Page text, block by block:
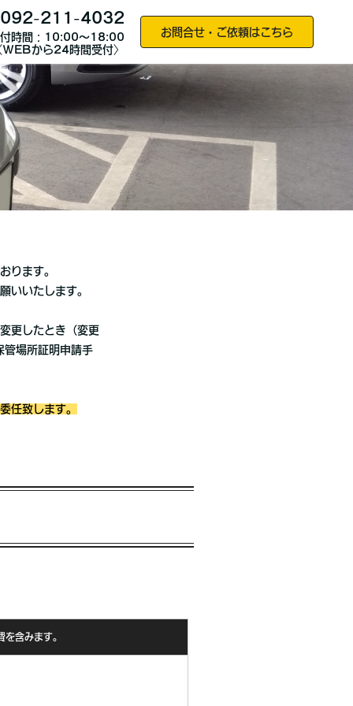
211-4032
時間：10:00～18:00
WEBから24時間受付〉
お問合せ・ご依頼はこちら
ります。
いいたします。
更したとき（変更
管場所証明申請手
任致します。
含みます。